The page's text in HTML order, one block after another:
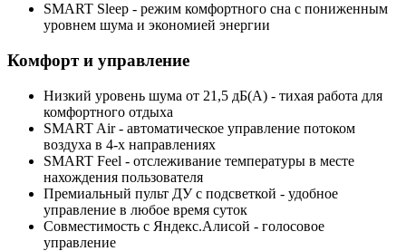
SMART Sleep - режим комфортного сна с пониженным
уровнем шума и экономией энергии
Комфорт и управление
Низкий уровень шума от 21,5 дБ(А) - тихая работа для
комфортного отдыха
SMART Air- автоматическое управление потоком
воздуха в 4-х направлениях
SMART Feel - отслеживание температуры в месте
нахождения пользователя
Премиальный пульт ДУ с подсветкой - удобное
управление в любое время суток
Совместимость с Яндекс.Алисой - голосовое
управление